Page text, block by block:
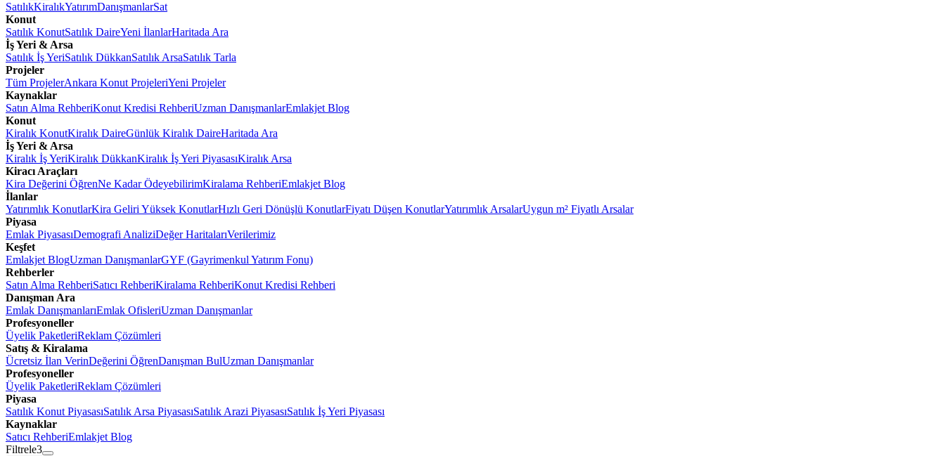
SatılıkKiralıkYatırımDanışmanlarSat
Konut
Satılık KonutSatılık DaireYeni İlanlarHaritada Ara
İş Yeri & Arsa
Satılık İş YeriSatılık DükkanSatılık ArsaSatılık Tarla
Projeler
Tüm ProjelerAnkara Konut ProjeleriYeni Projeler
Kaynaklar
Satın Alma RehberiKonut Kredisi RehberiUzman DanışmanlarEmlakjet Blog
Konut
Kiralık KonutKiralık DaireGünlük Kiralık DaireHaritada Ara
İş Yeri & Arsa
Kiralık İş YeriKiralık DükkanKiralık İş Yeri PiyasasıKiralık Arsa
Kiracı Araçları
Kira Değerini ÖğrenNe Kadar ÖdeyebilirimKiralama RehberiEmlakjet Blog
İlanlar
Yatırımlık KonutlarKira Geliri Yüksek KonutlarHızlı Geri Dönüşlü KonutlarFiyatı Düşen KonutlarYatırımlık ArsalarUygun m² Fiyatlı Arsalar
Piyasa
Emlak PiyasasıDemografi AnaliziDeğer HaritalarıVerilerimiz
Keşfet
Emlakjet BlogUzman DanışmanlarGYF (Gayrimenkul Yatırım Fonu)
Rehberler
Satın Alma RehberiSatıcı RehberiKiralama RehberiKonut Kredisi Rehberi
Danışman Ara
Emlak DanışmanlarıEmlak OfisleriUzman Danışmanlar
Profesyoneller
Üyelik PaketleriReklam Çözümleri
Satış & Kiralama
Ücretsiz İlan VerinDeğerini ÖğrenDanışman BulUzman Danışmanlar
Profesyoneller
Üyelik PaketleriReklam Çözümleri
Piyasa
Satılık Konut PiyasasıSatılık Arsa PiyasasıSatılık Arazi PiyasasıSatılık İş Yeri Piyasası
Kaynaklar
Satıcı RehberiEmlakjet Blog
Filtrele3